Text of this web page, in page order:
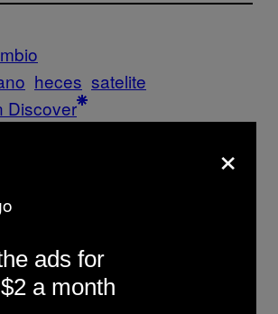
heces satelite
Discover
In Top Stories
LO MISMO
×
ads for
a month